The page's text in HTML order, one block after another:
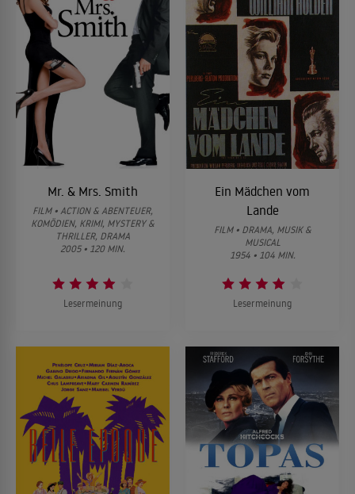
Mr. & Mrs. Smith
FILM • ACTION & ABENTEUER,
KOMÖDIEN, KRIMI, MYSTERY &
THRILLER, DRAMA
2005 • 120 MIN.
Lesermeinung
Ein Mädchen vom
Lande
FILM • DRAMA, MUSIK &
MUSICAL
1954 • 104 MIN.
Lesermeinung